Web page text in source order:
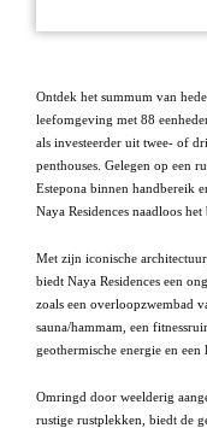
Ontdek het summum van
leefomgeving met 88
als investeerder uit twee- of
penthouses. Gelegen op een
Estepona binnen handbereik
Naya Residences naadloos
Met zijn iconische
biedt Naya Residences een
zoals een overloopzwembad
sauna/hammam, een
geothermische energie en een
Omringd door weelderig
rustige rustplekken, biedt de